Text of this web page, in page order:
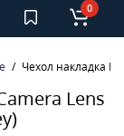
0
Чехол накладка
Lens